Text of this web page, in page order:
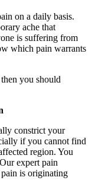
on a daily basis.
ache that
is suffering from
which pain warrants
you should
constrict your
if you cannot find
region. You
expert pain
is originating